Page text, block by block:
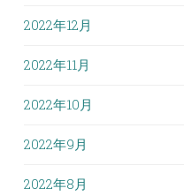
2022年12月
2022年11月
2022年10月
2022年9月
2022年8月